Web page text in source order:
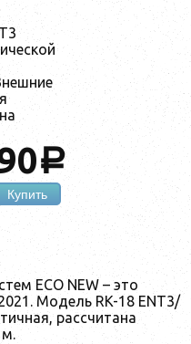
a
Купить
ECO NEW – это
Модель RK-18 ENT3/
рассчитана
м.